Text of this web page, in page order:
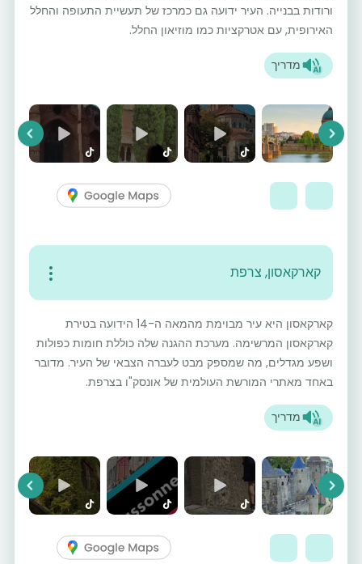
ורודות בבנייה. העיר ידועה גם כמרכז של תעשיית התעופה והחלל
האירופית, עם אטרקציות כמו מוזיאון החלל.
מדריך
Next
קארקאסון, צרפת
קארקאסון היא עיר מבוימת מהמאה ה-14 הידועה בטירת
קארקאסון המרשימה. מערכת ההגנה שלה כוללת חומות כפולות
ושפע מגדלים, מה שמספק מבט לעברה הצבאי של העיר. מדובר
באחד מאתרי המורשת העולמית של אונסק"ו בצרפת.
מדריך
Next